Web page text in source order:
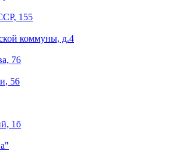
155
коммуны, д.4
76
56
1б